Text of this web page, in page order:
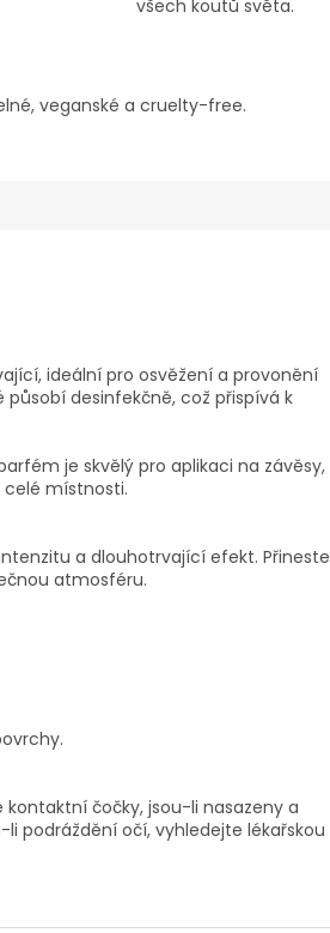
všech koutů světa.
veganské a cruelty-free.
ideální pro osvěžení a provonění
desinfekčně, což přispívá k
je skvělý pro aplikaci na závěsy,
celé místnosti.
a dlouhotrvající efekt. Přineste
atmosféru.
kontaktní čočky, jsou-li nasazeny a
podráždění očí, vyhledejte lékařskou